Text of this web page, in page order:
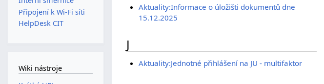
Aktuality:Informace o úložišti dokumentů dne
15.12.2025
J
Aktuality:Jednotné přihlášení na JU - multifaktor
Připojení k Wi-Fi síti
HelpDesk CIT
Wiki nástroje